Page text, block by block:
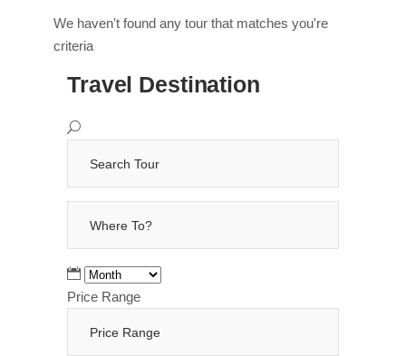
We haven't found any tour that matches you're
criteria
Travel Destination
Price Range